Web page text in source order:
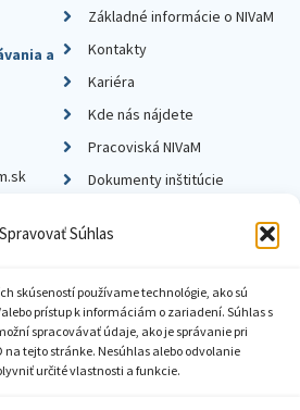
Spravovať Súhlas
skúseností používame technológie, ako sú
prístup k informáciám o zariadení. Súhlas s
spracovávať údaje, ako je správanie pri
tejto stránke. Nesúhlas alebo odvolanie
určité vlastnosti a funkcie.
a
Základné informácie o NIVaM
Kontakty
Kariéra
Kde nás nájdete
Pracoviská NIVaM
Dokumenty inštitúcie
ochrany súkromia